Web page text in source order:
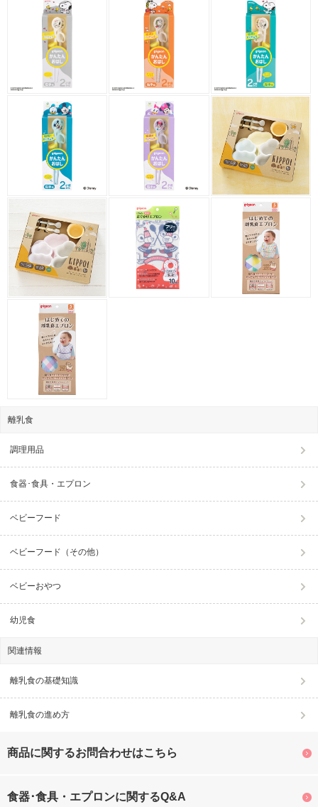
離乳食
調理用品
食器･食具・エプロン
ベビーフード
ベビーフード（その他）
ベビーおやつ
幼児食
関連情報
離乳食の基礎知識
離乳食の進め方
商品に関するお問合わせはこちら
食器･食具・エプロンに関するQ&A